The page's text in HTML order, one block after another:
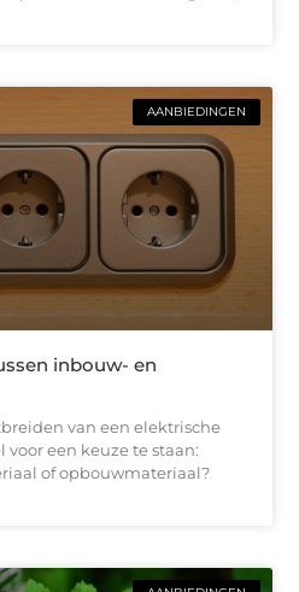
AANBIEDINGEN
inbouw- en
van een elektrische
een keuze te staan:
of opbouwmateriaal?